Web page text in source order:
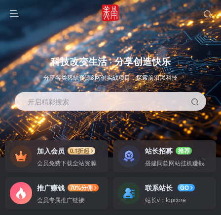
OS教程 SOFT教程
科技改变生活 · 分享创造快乐
分享各类稀缺资源&网创实战项目，探索前沿黑科技
开启精彩搜索
加入会员
0.1折起
会员免费下载全站资源
站长招募
推荐
搭建同款网站挂机赚钱
推广赚钱
70%分佣
会员专属推广链接
联系站长
GO
站长v：topcore